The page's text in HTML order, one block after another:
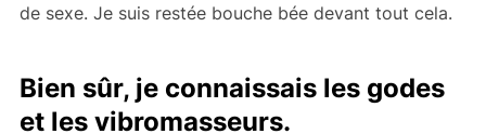
de sexe. Je suis restée bouche bée devant tout cela.
Bien sûr, je connaissais les godes
et les vibromasseurs.